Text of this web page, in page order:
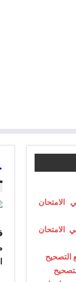
الامتحان
الامتحان
التصحيح